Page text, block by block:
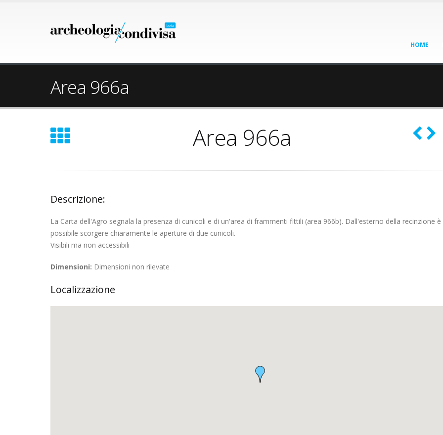
HOME
Area 966a
Area 966a
Descrizione:
La Carta dell'Agro segnala la presenza di cunicoli e di un'area di frammenti fittili (area 966b). Dall'esterno della recinzione è
possibile scorgere chiaramente le aperture di due cunicoli.
Visibili ma non accessibili
Dimensioni: Dimensioni non rilevate
Localizzazione